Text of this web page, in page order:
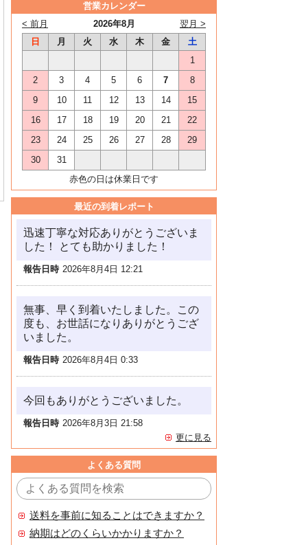
営業カレンダー
2026年8月
< 前月
翌月 >
日
月 火 水 木 金
土
1
2
3 4 5 6 7
8
9
10 11 12 13 14
15
16
17 18 19 20 21
22
23
24 25 26 27 28
29
30
31
赤色の日は休業日です
最近の到着レポート
迅速丁寧な対応ありがとうございま
した！ とても助かりました！
報告日時 2026年8月4日 12:21
無事、早く到着いたしました。この
度も、お世話になりありがとうござ
いました。
報告日時 2026年8月4日 0:33
今回もありがとうございました。
報告日時 2026年8月3日 21:58
更に見る
よくある質問
送料を事前に知ることはできますか？
納期はどのくらいかかりますか？